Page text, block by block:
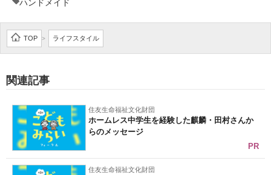
ハンドメイド
TOP > ライフスタイル
関連記事
住友生命福祉文化財団
ホームレス中学生を経験した麒麟・田村さんか
らのメッセージ
PR
住友生命福祉文化財団